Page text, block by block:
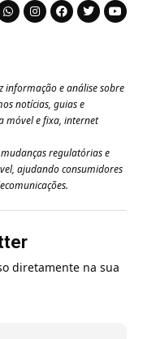
informação e análise sobre
notícias, guias e
móvel e fixa, internet
regulatórias e
ajudando consumidores
diretamente na sua